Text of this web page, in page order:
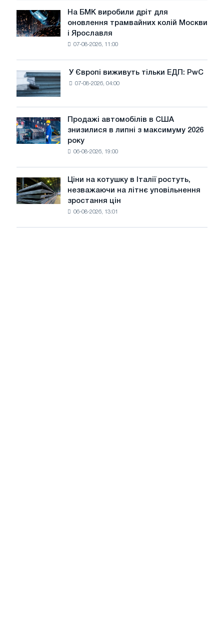
липні
На
БМК
виробили
трамвайних
колій
Москви
і
Ярославля
На БМК виробили дріт для
оновлення трамвайних колій Москви
і Ярославля
07-08-2026, 11:00
Європі
виживуть
тільки
ЕДП:
PwC
У Європі виживуть тільки ЕДП: PwC
07-08-2026, 04:00
Продажі
автомобілів
в
липні
з
максимуму
року
Продажі автомобілів в США
знизилися в липні з максимуму 2026
року
06-08-2026, 19:00
Ціни
на
котушку
Ціни на котушку в Італії ростуть,
незважаючи на літнє уповільнення
зростання цін
06-08-2026, 13:01